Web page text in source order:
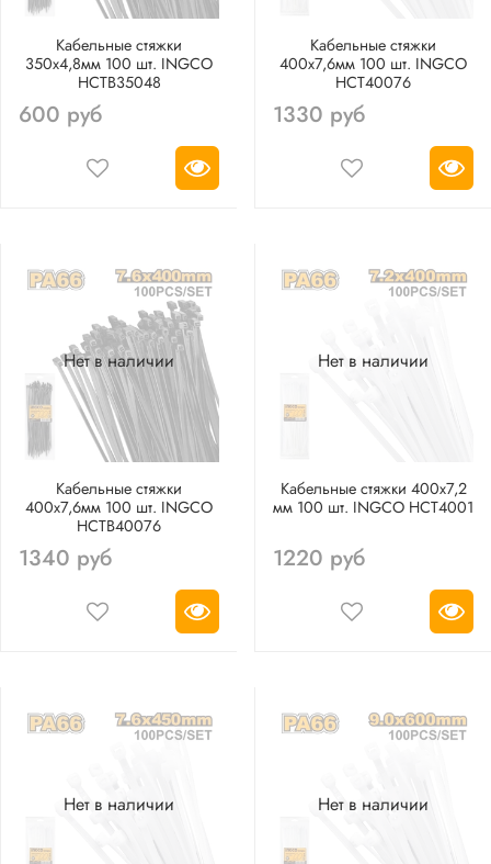
Кабельные стяжки
350х4,8мм 100 шт. INGCO
HCTB35048
600 руб
Кабельные стяжки
400х7,6мм 100 шт. INGCO
HCT40076
1330 руб
Нет в наличии
Кабельные стяжки
400х7,6мм 100 шт. INGCO
HCTB40076
1340 руб
Нет в наличии
Кабельные стяжки 400х7,2
мм 100 шт. INGCO HCT4001
1220 руб
Нет в наличии Нет в наличии